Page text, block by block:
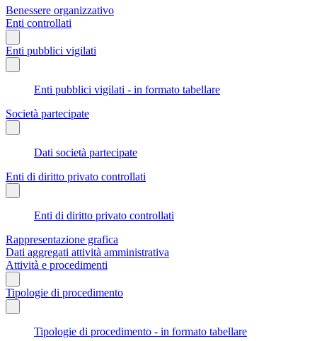
Benessere organizzativo
Enti controllati
Enti pubblici vigilati
Enti pubblici vigilati - in formato tabellare
Società partecipate
Dati società partecipate
Enti di diritto privato controllati
Enti di diritto privato controllati
Rappresentazione grafica
Dati aggregati attività amministrativa
Attività e procedimenti
Tipologie di procedimento
Tipologie di procedimento - in formato tabellare